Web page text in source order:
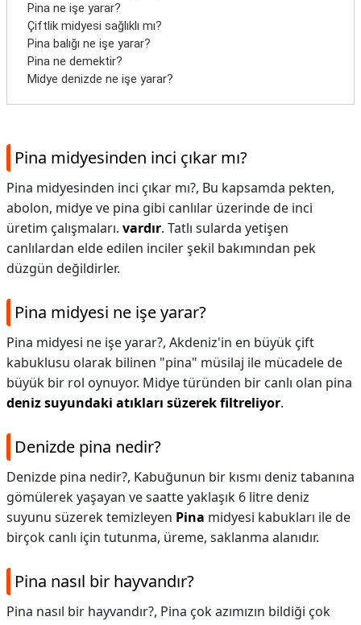
Pina ne işe yarar?
Çiftlik midyesi sağlıklı mı?
Pina balığı ne işe yarar?
Pina ne demektir?
Midye denizde ne işe yarar?
Pina midyesinden inci çıkar mı?
Pina midyesinden inci çıkar mı?, Bu kapsamda pekten,
abolon, midye ve pina gibi canlılar üzerinde de inci
üretim çalışmaları. vardır. Tatlı sularda yetişen
canlılardan elde edilen inciler şekil bakımından pek
düzgün değildirler.
Pina midyesi ne işe yarar?
Pina midyesi ne işe yarar?, Akdeniz'in en büyük çift
kabuklusu olarak bilinen "pina" müsilaj ile mücadele de
büyük bir rol oynuyor. Midye türünden bir canlı olan pina
deniz suyundaki atıkları süzerek filtreliyor.
Denizde pina nedir?
Denizde pina nedir?, Kabuğunun bir kısmı deniz tabanına
gömülerek yaşayan ve saatte yaklaşık 6 litre deniz
suyunu süzerek temizleyen Pina midyesi kabukları ile de
birçok canlı için tutunma, üreme, saklanma alanıdır.
Pina nasıl bir hayvandır?
Pina nasıl bir hayvandır?, Pina çok azımızın bildiği çok